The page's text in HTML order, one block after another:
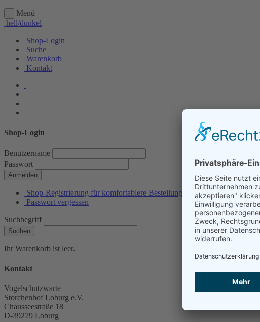
Menü
hell/dunkel
Shop-Login
Suche
Warenkorb
Kontakt
Shop-Login
Benutzername
Passwort
Anmelden
Shop-Registrierung für komfortablere Bestellungen
Passwort vergessen
Suchbegriff
Suchen
Ihr Warenkorb ist leer.
Kontakt
Vogelschutzwarte
Storchenhof Loburg e.V.
Chausseestraße 18
D-39279 Loburg